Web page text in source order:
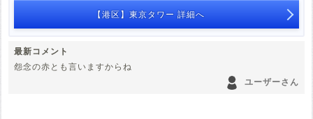
【港区】東京タワー 詳細へ
最新コメント
怨念の赤とも言いますからね
ユーザーさん